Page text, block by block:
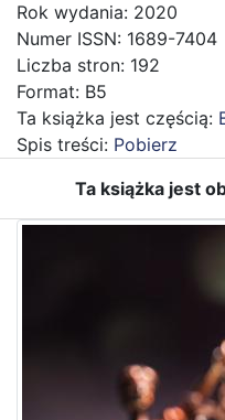
Rok wydania: 2020
Numer ISSN: 1689-7404
Liczba stron: 192
Format: B5
Ta książka jest częścią:
Spis treści: Pobierz
Ta książka jest